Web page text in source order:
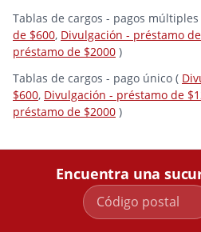
Tablas de cargos - pagos múltiples
de $600, Divulgación - préstamo
préstamo de $2000 )
Tablas de cargos - pago único (
$600, Divulgación - préstamo de
préstamo de $2000 )
Encuentra una